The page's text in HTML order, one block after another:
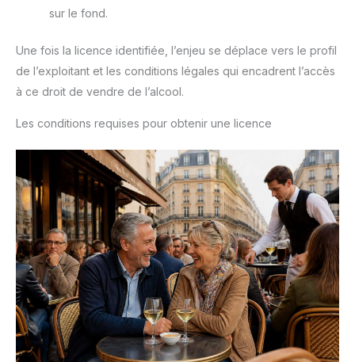
sur le fond.
Une fois la licence identifiée, l’enjeu se déplace vers le profil
de l’exploitant et les conditions légales qui encadrent l’accès
à ce droit de vendre de l’alcool.
Les conditions requises pour obtenir une licence